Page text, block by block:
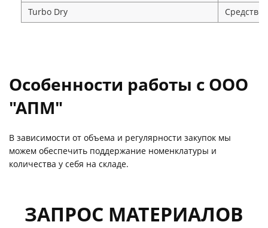
Turbo Dry
Средство
Особенности работы с ООО
"АПМ"
В зависимости от объема и регулярности закупок мы
можем обеспечить поддержание номенклатуры и
количества у себя на складе.
ЗАПРОС МАТЕРИАЛОВ